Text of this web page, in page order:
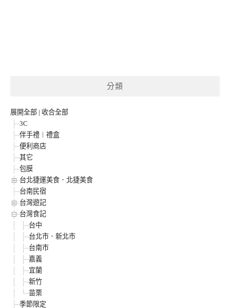
分類
展開全部 | 收合全部
3C
伴手禮︱禮盒
便利商店
其它
包膜
台北捷運美食．北捷美食
台南民宿
台灣遊記
台灣食記
台中
台北市．新北市
台南市
嘉義
宜蘭
新竹
苗栗
季節限定